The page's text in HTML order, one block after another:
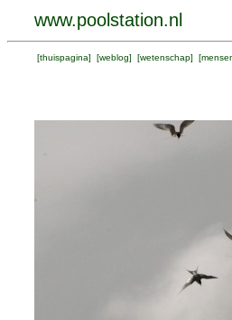
www.poolstation.nl
[thuispagina] [weblog] [wetenschap] [